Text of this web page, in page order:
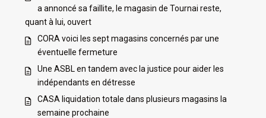
a annoncé sa faillite, le magasin de Tournai reste,
quant à lui, ouvert
CORA voici les sept magasins concernés par une
éventuelle fermeture
Une ASBL en tandem avec la justice pour aider les
indépendants en détresse
CASA liquidation totale dans plusieurs magasins la
semaine prochaine